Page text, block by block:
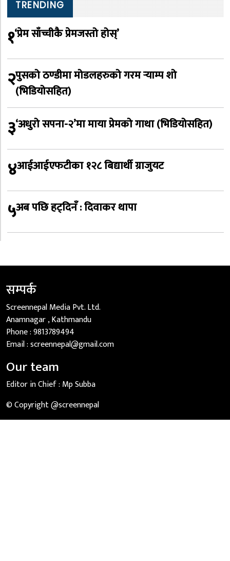
TRENDING
१‘प्रेम साँच्चीकै प्रेमजस्तो होस्’
२पुसको ठण्डीमा मोडलहरुको गरम र्‍याम्प शो
(भिडियोसहित)
३‘अधुरो सपना-२’मा माया प्रेमको गाथा (भिडियोसहित)
४आईआईएफटीका १२८ बिद्यार्थी ग्राजुयट
५अब पछि हट्दिनँ : दिवाकर थापा
सम्पर्क
Screennepal Media Pvt. Ltd.
Anamnagar , Kathmandu
Phone :9813789494
Email :screennepal@gmail.com
Our team
Editor in Chief : Mp Subba
© Copyright @screennepal